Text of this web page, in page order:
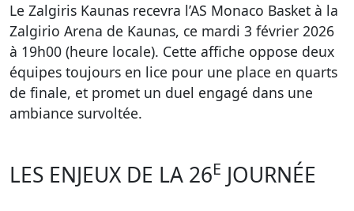
Le Zalgiris Kaunas recevra l’AS Monaco Basket à la
Zalgirio Arena de Kaunas, ce mardi 3 février 2026
à 19h00 (heure locale). Cette affiche oppose deux
équipes toujours en lice pour une place en quarts
de finale, et promet un duel engagé dans une
ambiance survoltée.
LES ENJEUX DE LA 26E JOURNÉE